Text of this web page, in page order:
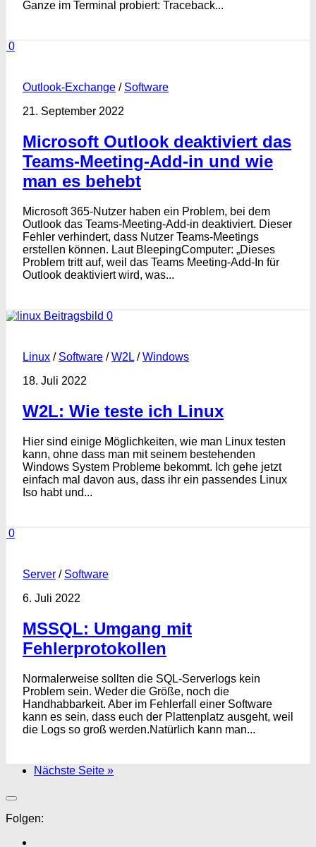
Ganze im Terminal probiert: Traceback...
0
Outlook-Exchange / Software
21. September 2022
Microsoft Outlook deaktiviert das
Teams-Meeting-Add-in und wie
man es behebt
Microsoft 365-Nutzer haben ein Problem, bei dem
Outlook das Teams-Meeting-Add-in deaktiviert. Dieser
Fehler verhindert, dass Nutzer Teams-Meetings
erstellen können. Laut BleepingComputer: „Dieses
Problem tritt auf, weil das Teams Meeting-Add-In für
Outlook deaktiviert wird, was...
0
Linux / Software /W2L /Windows
18. Juli 2022
W2L: Wie teste ich Linux
Hier sind einige Möglichkeiten, wie man Linux testen
kann, ohne dass man mit seinem bestehenden
Windows System Probleme bekommt. Ich gehe jetzt
einfach mal davon aus, dass ihr ein passendes Linux
Iso habt und...
0
Server / Software
6. Juli 2022
MSSQL: Umgang mit
Fehlerprotokollen
Normalerweise sollten die SQL-Serverlogs kein
Problem sein. Weder die Größe, noch die
Handhabbarkeit. Aber im Fehlerfall einer Software
kann es sein, dass euch der Plattenplatz ausgeht, weil
die Logs so groß werden.Natürlich kann man...
Nächste Seite »
Folgen: